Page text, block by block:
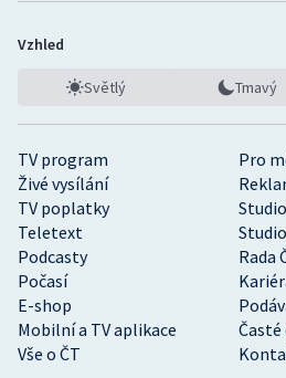
TV program
Pro
Živé vysílání
TV poplatky
Teletext
Podcasty
Rada
Počasí
E-shop
Mobilní a TV aplikace
Vše o ČT
Vzhled
Světlý Tmavý